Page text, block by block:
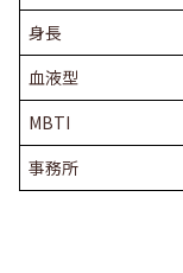
身長
血液型
MBTI
事務所